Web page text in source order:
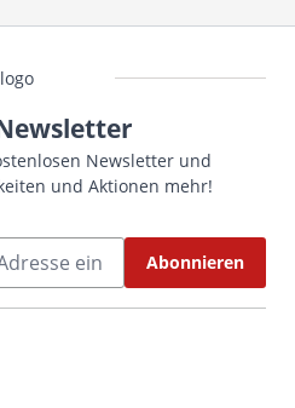
Newsletter und
und Aktionen mehr!
Abonnieren